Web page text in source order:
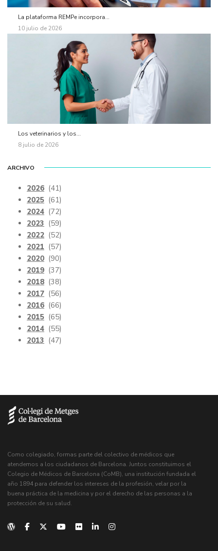
La plataforma REMPe incorpora...
10 julio de 2026
Los veterinarios y los...
8 julio de 2026
ARCHIVO
2026 (41)
2025 (61)
2024 (72)
2023 (59)
2022 (52)
2021 (57)
2020 (90)
2019 (37)
2018 (38)
2017 (56)
2016 (66)
2015 (65)
2014 (55)
2013 (47)
Como colegiado, formas parte del colectivo de médicos que
atendemos a los ciudadanos de Barcelona. Juntos constituimos el
Colegio de Médicos de Barcelona (CoMB), una institución fundada el
año 1894 para defender los intereses de la profesión, velar por la
buena práctica de la medicina y por el derecho de las personas a la
protección de su salud.